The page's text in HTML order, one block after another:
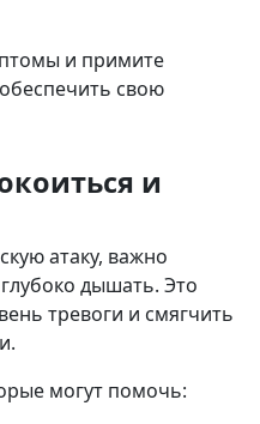
и примите
свою
и
атаку, важно
дышать. Это
тревоги и смягчить
могут помочь: